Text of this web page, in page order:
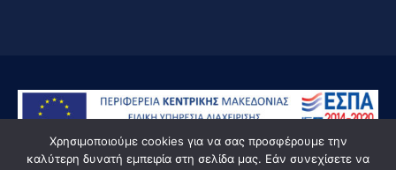
Χρησιμοποιούμε cookies για να σας προσφέρουμε την
καλύτερη δυνατή εμπειρία στη σελίδα μας. Εάν συνεχίσετε να